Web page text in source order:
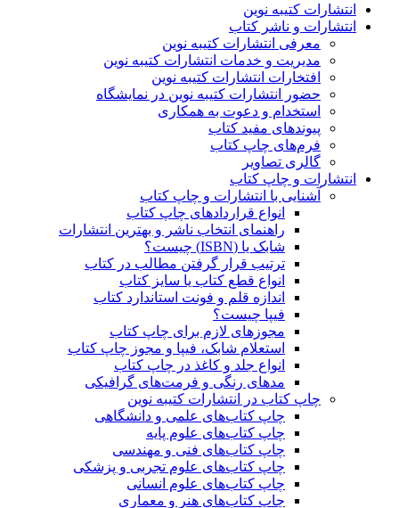
انتشارات کتیبه نوین
انتشارات و ناشر کتاب
معرفی انتشارات کتیبه نوین
مدیریت و خدمات انتشارات کتیبه نوین
افتخارات انتشارات کتیبه نوین
حضور انتشارات کتیبه نوین در نمایشگاه‌
استخدام و دعوت به همکاری
پیوندهای مفید کتاب
فرم‌های چاپ کتاب
گالری تصاویر
انتشارات و چاپ کتاب
آشنایی با انتشارات و چاپ کتاب
انواع قراردادهای چاپ کتاب
راهنمای انتخاب ناشر و بهترین انتشارات
شابک یا (ISBN) چیست؟
ترتیب قرار گرفتن مطالب در کتاب
انواع قطع کتاب یا سایز کتاب
اندازه قلم و فونت استاندارد کتاب
فیپا چیست؟
مجوزهای لازم برای چاپ کتاب
استعلام شابک، فیپا و مجوز چاپ کتاب
انواع جلد و کاغذ در چاپ کتاب
مدهای رنگی و فرمت‌های گرافیکی
چاپ کتاب در انتشارات کتیبه نوین
چاپ کتاب‌های علمی و دانشگاهی
چاپ کتاب‌های علوم پایه
چاپ کتاب‌های فنی و مهندسی
چاپ کتاب‌های علوم تجربی و پزشکی
چاپ کتاب‌های علوم انسانی
چاپ کتاب‌های هنر و معماری